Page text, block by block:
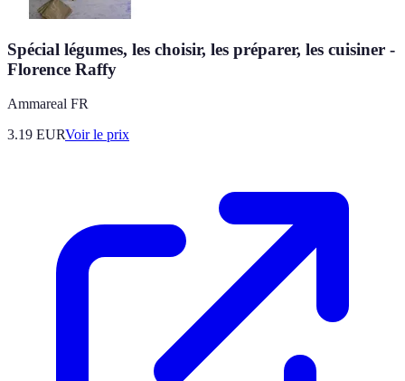
Spécial légumes, les choisir, les préparer, les cuisiner -
Florence Raffy
Ammareal FR
3.19 EURVoir le prix